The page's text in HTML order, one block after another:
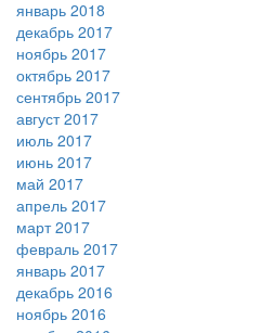
январь 2018
декабрь 2017
ноябрь 2017
октябрь 2017
сентябрь 2017
август 2017
июль 2017
июнь 2017
май 2017
апрель 2017
март 2017
февраль 2017
январь 2017
декабрь 2016
ноябрь 2016